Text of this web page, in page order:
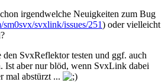
irgendwelche Neuigkeiten zum Bug
svxlink/issues/251) oder vielleicht
SvxReflektor testen und ggf. auch
Ist aber nur blöd, wenn SvxLink dabei
mal abstürzt ...